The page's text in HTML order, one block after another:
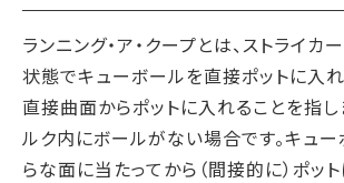
ランニング・ア・クープとは、ストライカ
状態でキューボールを直接ポットに入れ
直接曲面からポットに入れることを指し
ルク内にボールがない場合です。キュ
らな面に当たってから（間接的に）ポッ